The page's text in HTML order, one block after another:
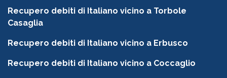
Recupero debiti di Italiano vicino a Torbole
Casaglia
Recupero debiti di Italiano vicino a Erbusco
Recupero debiti di Italiano vicino a Coccaglio